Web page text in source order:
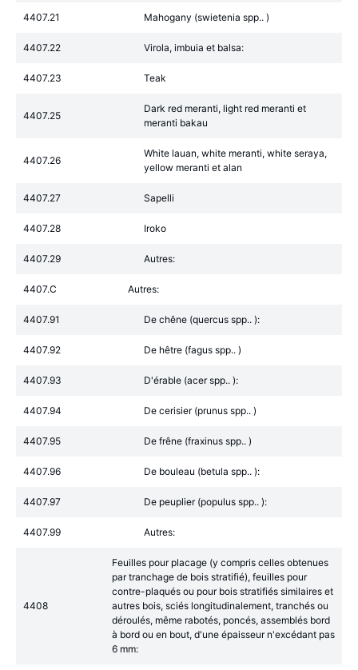
4407.21 Mahogany (swietenia spp.. )
4407.22 Virola, imbuia et balsa:
4407.23 Teak
4407.25
Dark red meranti, light red meranti et
meranti bakau
4407.26
White lauan, white meranti, white seraya,
yellow meranti et alan
4407.27 Sapelli
4407.28 Iroko
4407.29 Autres:
4407.C Autres:
4407.91 De chêne (quercus spp.. ):
4407.92 De hêtre (fagus spp.. )
4407.93 D'érable (acer spp.. ):
4407.94 De cerisier (prunus spp.. )
4407.95 De frêne (fraxinus spp.. )
4407.96 De bouleau (betula spp.. ):
4407.97 De peuplier (populus spp.. ):
4407.99 Autres:
4408
Feuilles pour placage (y compris celles obtenues
par tranchage de bois stratifié), feuilles pour
contre-plaqués ou pour bois stratifiés similaires et
autres bois, sciés longitudinalement, tranchés ou
déroulés, même rabotés, poncés, assemblés bord
à bord ou en bout, d'une épaisseur n'excédant pas
6 mm: